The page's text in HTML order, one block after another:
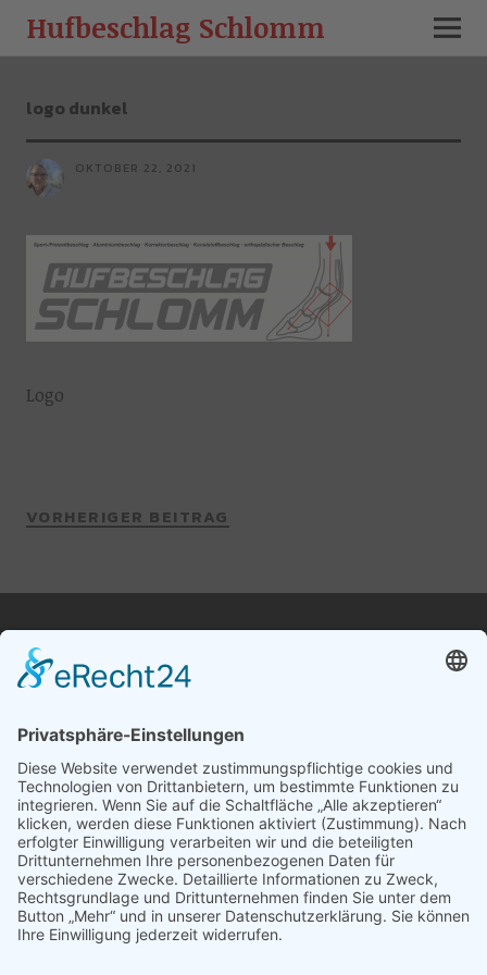
Hufbeschlag Schlomm
logo dunkel
OKTOBER 22, 2021
Logo
VORHERIGER BEITRAG
Terminabsprache telefonisch unter
+49 172-4297110